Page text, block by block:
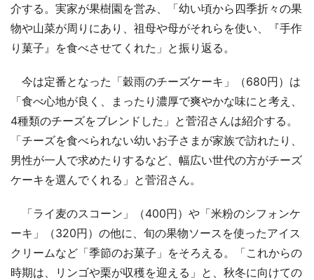
介する。実家が果樹園を営み、「幼い頃から四季折々の果
物や山菜が周りにあり、祖母や母がそれらを使い、『手作
り菓子』を食べさせてくれた」と振り返る。
今は定番となった「穀雨のチーズケーキ」（680円）は
「食べ心地が良く、まったり濃厚で爽やかな味にと考え、
4種類のチーズをブレンドした」と菅沼さんは紹介する。
「チーズを食べられない幼いお子さまが家族で訪れたり、
男性が一人で求めたりするなど、幅広い世代の方がチーズ
ケーキを選んでくれる」と菅沼さん。
「ライ麦のスコーン」（400円）や「米粉のシフォンケ
ーキ」（320円）の他に、旬の果物ソースを使ったアイス
クリームなど「季節のお菓子」をそろえる。「これからの
時期は、リンゴや栗が収穫を迎える」と、秋冬に向けての